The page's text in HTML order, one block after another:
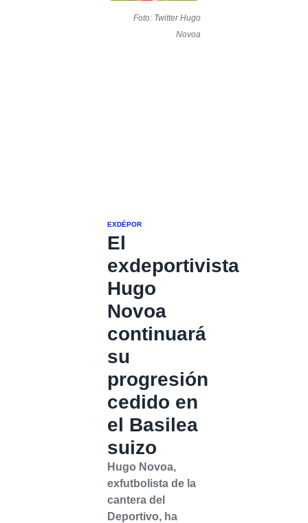
Foto: Twitter Hugo
Novoa
EXDÉPOR
El
exdeportivista
Hugo
Novoa
continuará
su
progresión
cedido en
el Basilea
suizo
Hugo Novoa,
exfutbolista de la
cantera del
Deportivo, ha